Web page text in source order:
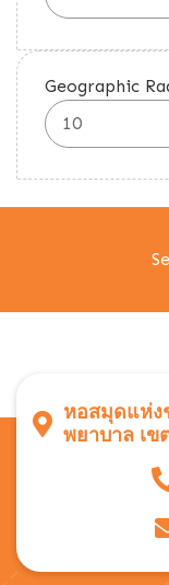
Geographic
หอสมุดแห่ง
พยาบาล เข